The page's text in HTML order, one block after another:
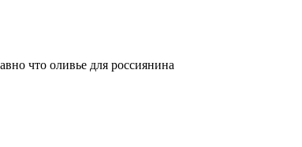
что оливье для россиянина